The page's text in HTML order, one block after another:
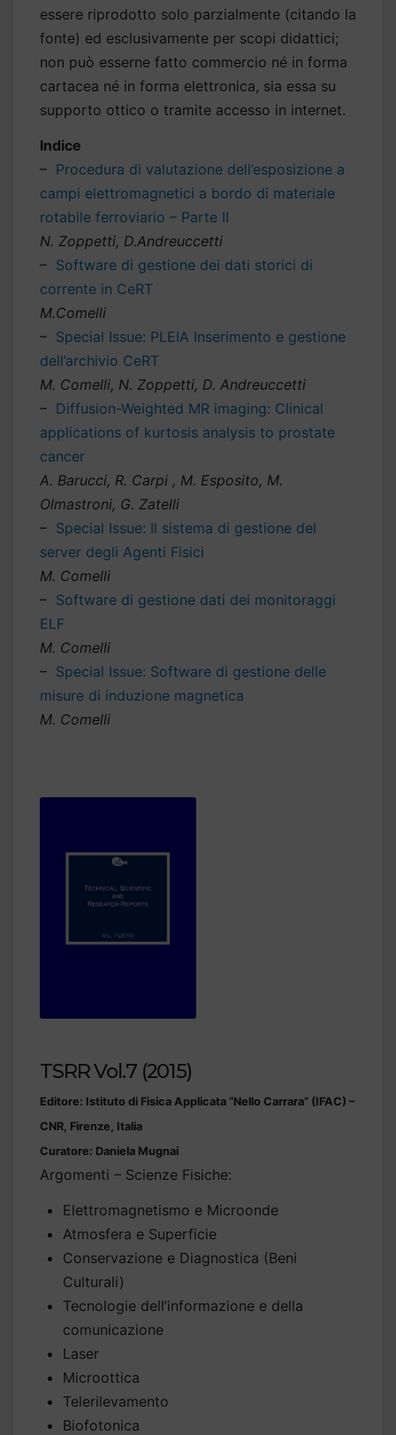
essere riprodotto solo parzialmente (citando la
fonte) ed esclusivamente per scopi didattici;
non può esserne fatto commercio né in forma
cartacea né in forma elettronica, sia essa su
supporto ottico o tramite accesso in internet.
Indice
– Procedura di valutazione dell’esposizione a
campi elettromagnetici a bordo di materiale
rotabile ferroviario – Parte II
N. Zoppetti, D.Andreuccetti
– Software di gestione dei dati storici di
corrente in CeRT
M.Comelli
– Special Issue: PLEIA Inserimento e gestione
dell’archivio CeRT
M. Comelli, N. Zoppetti, D. Andreuccetti
– Diffusion-Weighted MR imaging: Clinical
applications of kurtosis analysis to prostate
cancer
A. Barucci, R. Carpi , M. Esposito, M.
Olmastroni, G. Zatelli
– Special Issue: Il sistema di gestione del
server degli Agenti Fisici
M. Comelli
– Software di gestione dati dei monitoraggi
ELF
M. Comelli
– Special Issue: Software di gestione delle
misure di induzione magnetica
M. Comelli
TSRR Vol.7 (2015)
Editore: Istituto di Fisica Applicata “Nello Carrara” (IFAC) –
CNR, Firenze, Italia
Curatore: Daniela Mugnai
Argomenti – Scienze Fisiche:
Elettromagnetismo e Microonde
Atmosfera e Superficie
Conservazione e Diagnostica (Beni
Culturali)
Tecnologie dell’informazione e della
comunicazione
Laser
Microottica
Telerilevamento
Biofotonica